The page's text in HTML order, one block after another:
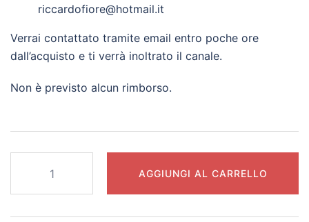
riccardofiore@hotmail.it
Verrai contattato tramite email entro poche ore
dall’acquisto e ti verrà inoltrato il canale.
Non è previsto alcun rimborso.
2.0
[Riservato]
AGGIUNGI AL CARRELLO